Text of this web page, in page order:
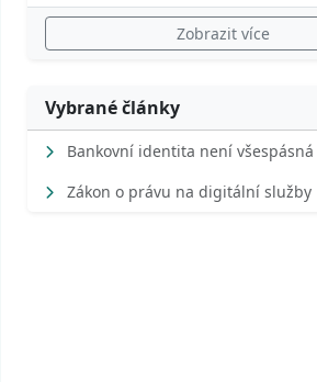
Zobrazit více
Vybrané články
Bankovní identita není všespásná
Zákon o právu na digitální služby